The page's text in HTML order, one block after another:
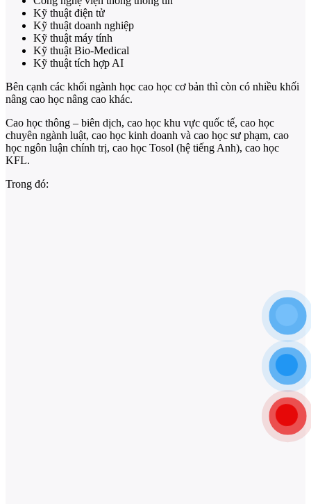
Kỹ thuật điện tử
Kỹ thuật doanh nghiệp
Kỹ thuật máy tính
Kỹ thuật Bio-Medical
Kỹ thuật tích hợp AI
Bên cạnh các khối ngành học cao học cơ bản thì còn có nhiều khối
nâng cao học nâng cao khác.
Cao học thông – biên dịch, cao học khu vực quốc tế, cao học
chuyên ngành luật, cao học kinh doanh và cao học sư phạm, cao
học ngôn luận chính trị, cao học Tosol (hệ tiếng Anh), cao học
KFL.
Trong đó: